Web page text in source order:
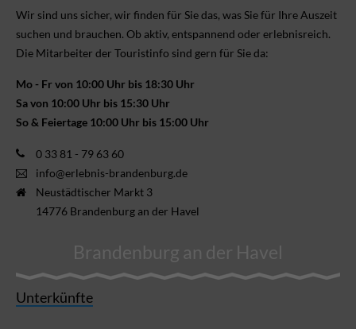
Wir sind uns sicher, wir finden für Sie das, was Sie für Ihre Aus­zeit
suchen und brauchen. Ob aktiv, ent­spannend oder erlebnis­reich.
Die Mitarbeiter der Touristinfo sind gern für Sie da:
Mo - Fr von 10:00 Uhr bis 18:30 Uhr
Sa von 10:00 Uhr bis 15:30 Uhr
So & Feiertage 10:00 Uhr bis 15:00 Uhr
0 33 81 - 79 63 60
info@erlebnis-brandenburg.de
Neustädtischer Markt 3
14776 Brandenburg an der Havel
Brandenburg an der Havel
Unterkünfte